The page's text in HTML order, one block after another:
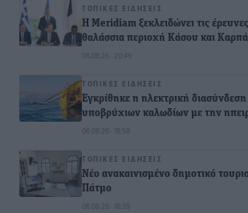
ΤΟΠΙΚΈΣ ΕΙΔΉΣΕΙΣ
Η Meridiam ξεκλειδώνει τις
θαλάσσια περιοχή Κάσου και
06.08.26 · 20:49
ΤΟΠΙΚΈΣ ΕΙΔΉΣΕΙΣ
Εγκρίθηκε η ηλεκτρική
υποβρύχιων καλωδίων με την
06.08.26 · 18:58
ΤΟΠΙΚΈΣ ΕΙΔΉΣΕΙΣ
Νέο ανακαινισμένο δημοτικό
Πάτμο
06.08.26 · 18:39